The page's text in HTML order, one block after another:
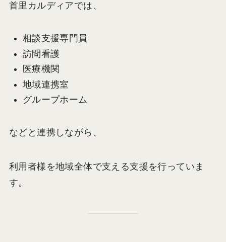
首里カルディアでは、
相談支援専門員
訪問看護
医療機関
地域連携室
グループホーム
などと連携しながら、
利用者様を地域全体で支える支援を行っていま
す。